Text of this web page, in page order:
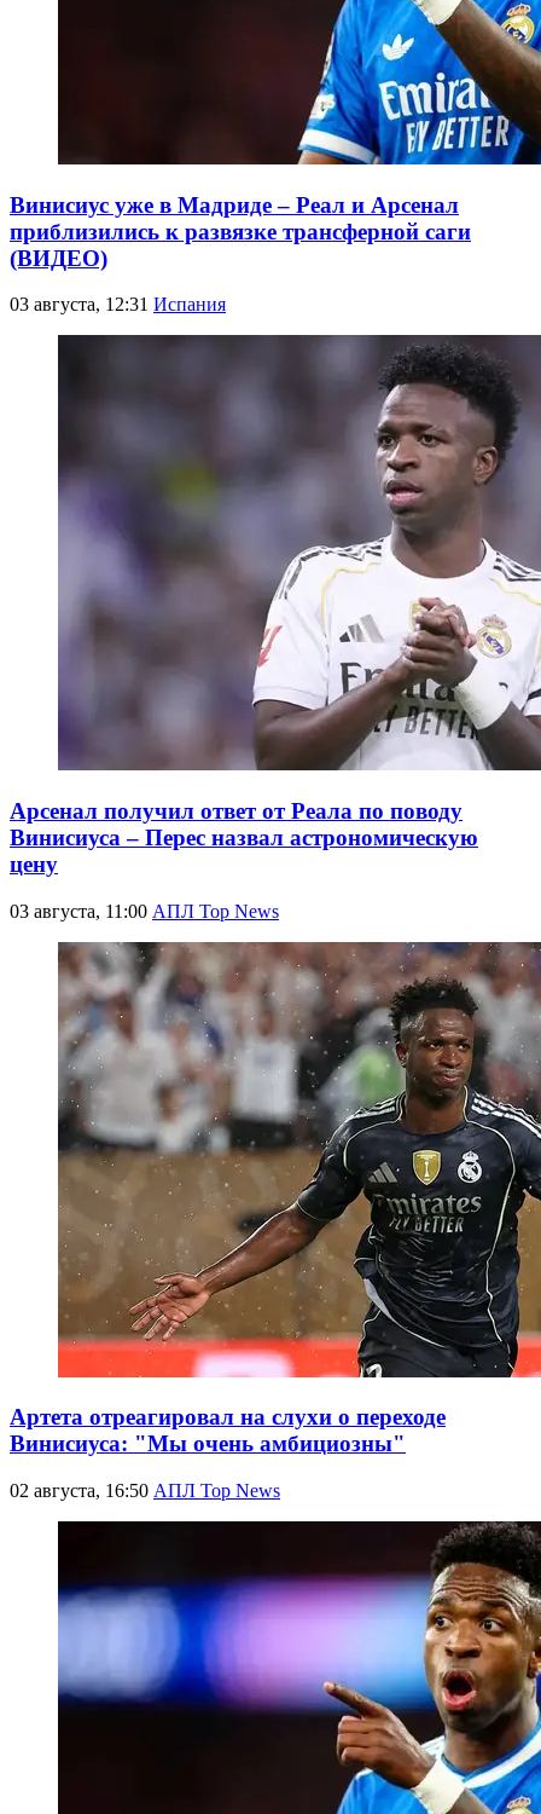
Винисиус уже в Мадриде – Реал и Арсенал
приблизились к развязке трансферной саги
(ВИДЕО)
03 августа, 12:31 Испания
Арсенал получил ответ от Реала по поводу
Винисиуса – Перес назвал астрономическую
цену
03 августа, 11:00 АПЛ Top News
Артета отреагировал на слухи о переходе
Винисиуса: "Мы очень амбициозны"
02 августа, 16:50 АПЛ Top News